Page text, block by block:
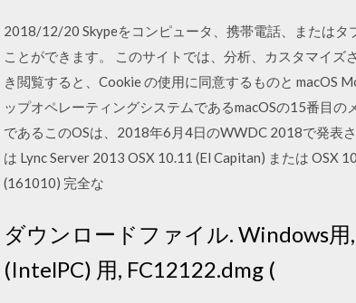
2018/12/20 Skypeをコンピュータ、携帯電話、または
ことができます。 このサイトでは、分析、カスタマイ
き閲覧すると、Cookie の使用に同意するものと macOS
ップオペレーティングシステムであるmacOSの15番目
であるこのOSは、2018年6月4日のWWDC 2018で発表
は Lync Server 2013 OSX 10.11 (El Capitan) または
(161010) 完全な
ダウンロードファイル. Windows用
(IntelPC) 用, FC12122.dmg (